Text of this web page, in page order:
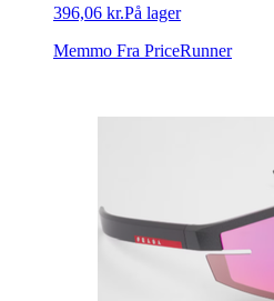
396,06 kr.På lager
Memmo Fra PriceRunner